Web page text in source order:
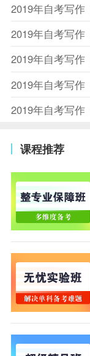
2019年自考写作
2019年自考写作
2019年自考写作
2019年自考写作
2019年自考写作
课程推荐